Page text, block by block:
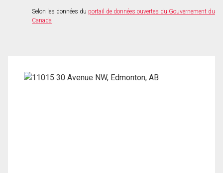
Selon les données du portail de données ouvertes du Gouvernement du
Canada